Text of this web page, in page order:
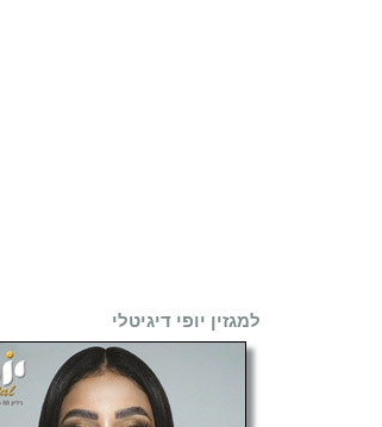
למגזין יופי דיגיטלי